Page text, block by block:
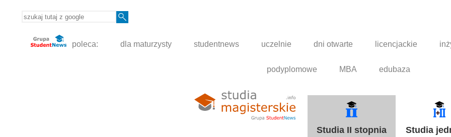
poleca: dla maturzysty studentnews uczelnie dni otwarte licencjackie
podyplomowe MBA edubaza
Studia II stopnia Studia